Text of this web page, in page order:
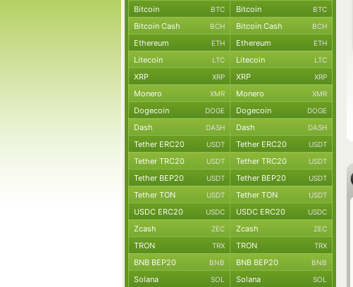
Bitcoin BTC Bitcoin BTC
Bitcoin Cash BCH Bitcoin Cash BCH
Ethereum ETH Ethereum ETH
Litecoin LTC Litecoin LTC
XRP XRP XRP XRP
Monero XMR Monero XMR
Dogecoin DOGE Dogecoin DOGE
Dash DASH Dash DASH
Tether ERC20 USDT Tether ERC20 USDT
Tether TRC20 USDT Tether TRC20 USDT
Tether BEP20 USDT Tether BEP20 USDT
Tether TON USDT Tether TON USDT
USDC ERC20 USDC USDC ERC20 USDC
Zcash ZEC Zcash ZEC
TRON TRX TRON TRX
BNB BEP20 BNB BNB BEP20 BNB
Solana SOL Solana SOL